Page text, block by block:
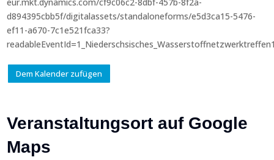
eur.mkt.dynamics.com/cf9c06c2-8dbf-457b-8f2a-
d894395cbb5f/digitalassets/standaloneforms/e5d3ca15-5476-
ef11-a670-7c1e521fca33?
Dem Kalender zufügen
Veranstaltungsort auf Google
Maps